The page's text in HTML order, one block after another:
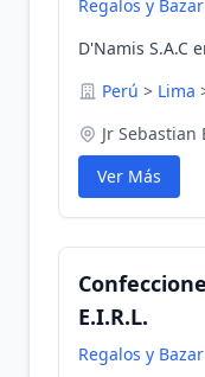
Regalos y Bazar
D'Namis S.A.C
Perú > Lima
Jr
Ver Más
E.I.R.L.
Regalos y Bazar